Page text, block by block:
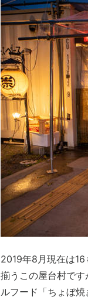
2019年8月現在は
揃うこの屋台村で
ルフード「ちょぼ焼